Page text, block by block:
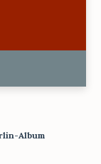
Album